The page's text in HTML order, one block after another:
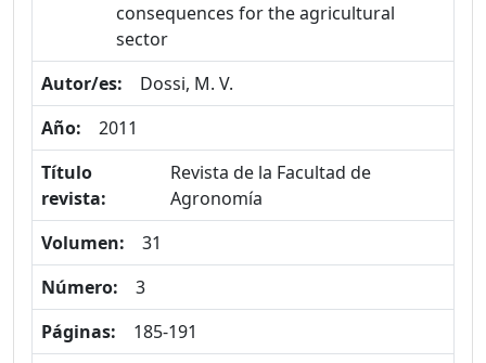
consequences for the agricultural
sector
Autor/es:
Dossi, M. V.
Año:
2011
Título
revista:
Revista de la Facultad de
Agronomía
Volumen:
31
Número:
3
Páginas:
185-191